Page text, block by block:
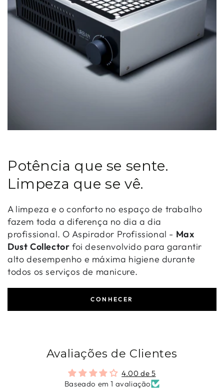
Potência que se sente.
Limpeza que se vê.
A limpeza e o conforto no espaço de trabalho
fazem toda a diferença no dia a dia
profissional. O Aspirador Profissional - Max
Dust Collector foi desenvolvido para garantir
alto desempenho e máxima higiene durante
todos os serviços de manicure.
CONHECER
Avaliações de Clientes
4.00 de 5
Baseado em 1 avaliação